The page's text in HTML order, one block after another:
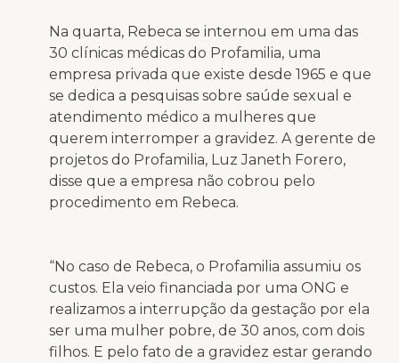
Na quarta, Rebeca se internou em uma das
30 clínicas médicas do Profamilia, uma
empresa privada que existe desde 1965 e que
se dedica a pesquisas sobre saúde sexual e
atendimento médico a mulheres que
querem interromper a gravidez. A gerente de
projetos do Profamilia, Luz Janeth Forero,
disse que a empresa não cobrou pelo
procedimento em Rebeca.
“No caso de Rebeca, o Profamilia assumiu os
custos. Ela veio financiada por uma ONG e
realizamos a interrupção da gestação por ela
ser uma mulher pobre, de 30 anos, com dois
filhos. E pelo fato de a gravidez estar gerando